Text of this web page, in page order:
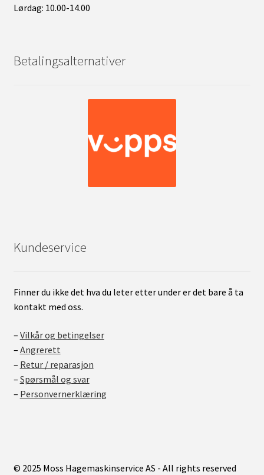
Lørdag: 10.00-14.00
Betalingsalternativer
Kundeservice
Finner du ikke det hva du leter etter under er det bare å ta
kontakt med oss.
– Vilkår og betingelser
– Angrerett
– Retur / reparasjon
– Spørsmål og svar
– Personvernerklæring
© 2025 Moss Hagemaskinservice AS - All rights reserved